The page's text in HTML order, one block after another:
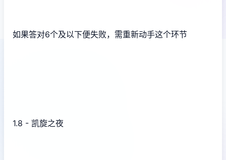
如果答对6个及以下便失败，需重新动手这个环节
1.8 - 凯旋之夜